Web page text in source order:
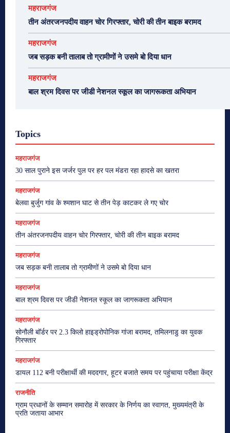
महराजगंज
तीन अंतरजनपदीय वाहन चोर गिरफ्तार, चोरी की तीन बाइक बरामद
महराजगंज
जब सड़क बनी तालाब तो ग्रामीणों ने उसमे बो दिया धान
महराजगंज
बाल श्रम दिवस पर जीडी नेशनल स्कूल का जागरूकता अभियान
Topics
महराजगंज
30 साल पुराने इस जर्जर पुल पर हर पल मंडरा रहा हादसे का खतरा
महराजगंज
बेलवा बुर्जुग गांव के श्मशान घाट से तीन पेड़ काटकर ले गए चोर
महराजगंज
तीन अंतरजनपदीय वाहन चोर गिरफ्तार, चोरी की तीन बाइक बरामद
महराजगंज
जब सड़क बनी तालाब तो ग्रामीणों ने उसमे बो दिया धान
महराजगंज
बाल श्रम दिवस पर जीडी नेशनल स्कूल का जागरूकता अभियान
महराजगंज
सोनौली बॉर्डर पर 2.3 किलो हाइड्रोपोनिक गांजा बरामद, तमिलनाडु का युवक
गिरफ्तार
महराजगंज
डायल 112 बनी परीक्षार्थी की मददगार, हूटर बजाते समय पर पहुंचाया परीक्षा केंद्र
राजनीति
ग्राम प्रधानों के सम्मान समारोह में सरकार के निर्णय का स्वागत, मुख्यमंत्री के
प्रति जताया आभार